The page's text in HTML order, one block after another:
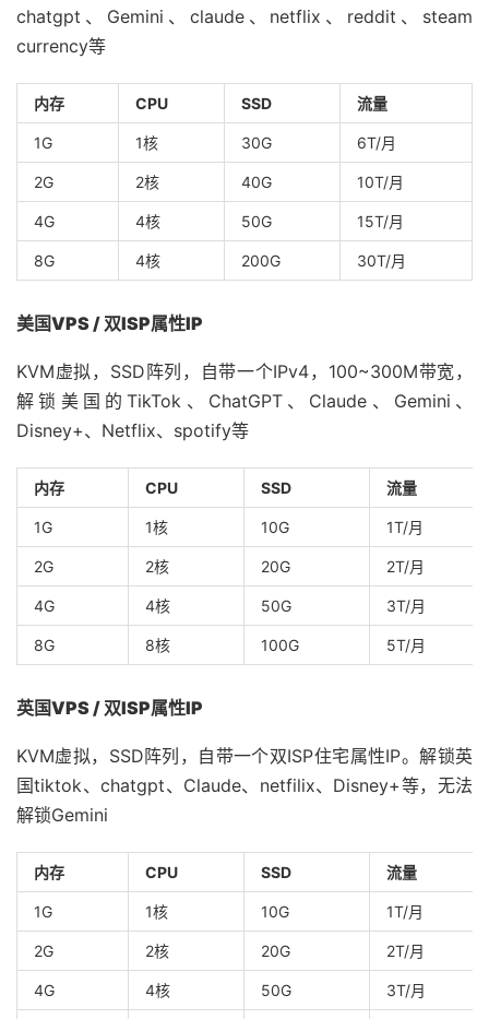
chatgpt、Gemini、claude、netflix、reddit、steam
currency等
内存 CPU SSD 流量
1G 1核 30G 6T/月
2G 2核 40G 10T/月
4G 4核 50G 15T/月
8G 4核 200G 30T/月
美国VPS / 双ISP属性IP
KVM虚拟，SSD阵列，自带一个IPv4，100~300M带宽，
解锁美国的TikTok、ChatGPT、Claude、Gemini、
Disney+、Netflix、spotify等
内存 CPU SSD 流量
1G 1核 10G 1T/月
2G 2核 20G 2T/月
4G 4核 50G 3T/月
8G 8核 100G 5T/月
英国VPS / 双ISP属性IP
KVM虚拟，SSD阵列，自带一个双ISP住宅属性IP。解锁英
国tiktok、chatgpt、Claude、netfilix、Disney+等，无法
解锁Gemini
内存 CPU SSD 流量
1G 1核 10G 1T/月
2G 2核 20G 2T/月
4G 4核 50G 3T/月